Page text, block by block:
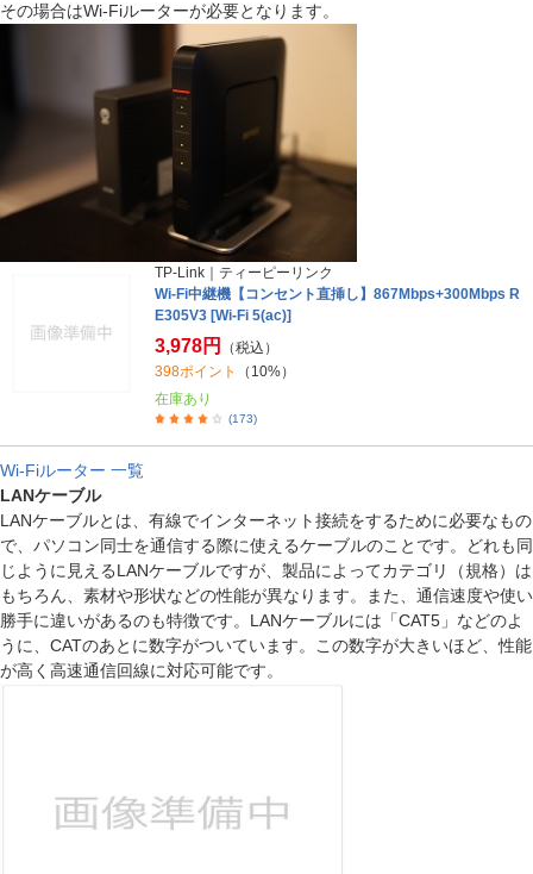
その場合はWi-Fiルーターが必要となります。
TP-Link｜ティーピーリンク
Wi-Fi中継機【コンセント直挿し】867Mbps+300Mbps R
E305V3 [Wi-Fi 5(ac)]
3,978円
（税込）
398ポイント
（10%）
在庫あり
(173)
Wi-Fiルーター 一覧
LANケーブル
LANケーブルとは、有線でインターネット接続をするために必要なもの
で、パソコン同士を通信する際に使えるケーブルのことです。どれも同
じように見えるLANケーブルですが、製品によってカテゴリ（規格）は
もちろん、素材や形状などの性能が異なります。また、通信速度や使い
勝手に違いがあるのも特徴です。LANケーブルには「CAT5」などのよ
うに、CATのあとに数字がついています。この数字が大きいほど、性能
が高く高速通信回線に対応可能です。